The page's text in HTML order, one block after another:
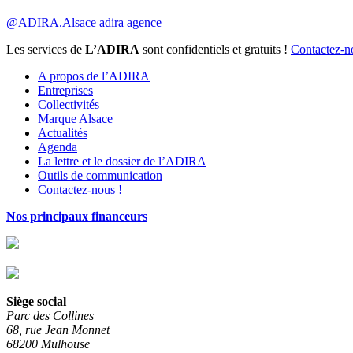
@ADIRA.Alsace adira agence
Les services de L’ADIRA sont confidentiels et gratuits ! Contactez-
A propos de l’ADIRA
Entreprises
Collectivités
Marque Alsace
Actualités
Agenda
La lettre et le dossier de l’ADIRA
Outils de communication
Contactez-nous !
Nos principaux financeurs
Siège social
Parc des Collines
68, rue Jean Monnet
68200 Mulhouse